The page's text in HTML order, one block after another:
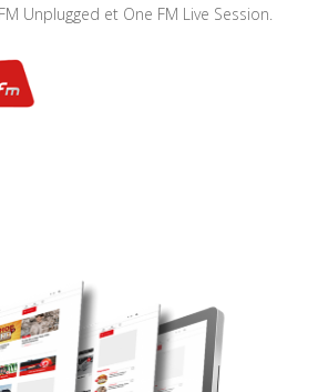
Unplugged et One FM Live Session.